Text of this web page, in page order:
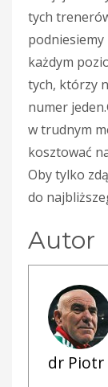
tych
każdym
tych, którzy
numer
w trudnym
kosztować
Oby tylko
do
Autor
dr Piotr